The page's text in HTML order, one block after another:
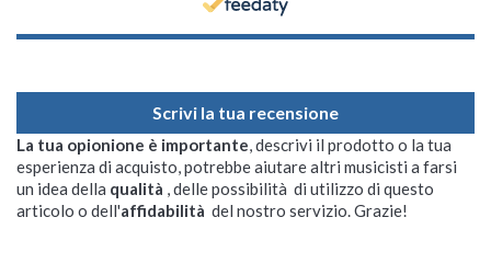
Scrivi la tua recensione
La tua opionione è importante, descrivi il prodotto o la tua
esperienza di acquisto, potrebbe aiutare altri musicisti a farsi
un idea della qualità , delle possibilità di utilizzo di questo
articolo o dell'affidabilità del nostro servizio. Grazie!